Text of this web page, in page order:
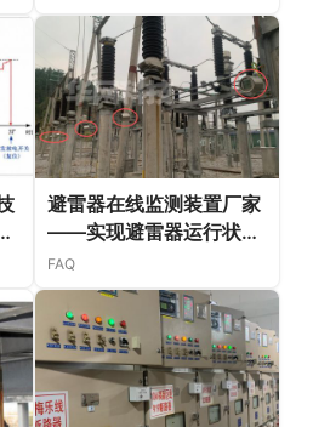
避雷器在线监测装置厂家
——实现避雷器运行状态
智能感知
FAQ